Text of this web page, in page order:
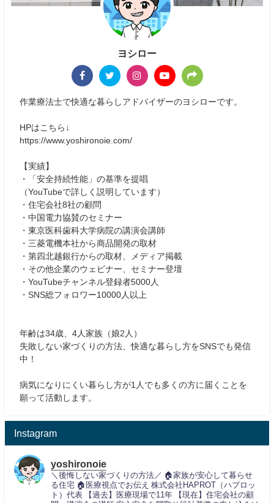
ヨシロー
作業療法士で快適な暮らしアドバイザーのヨシローです。
HPはこちら↓
https://www.yoshironoie.com/
【実績】
・「安全持続性能」の基準を提唱
（YouTubeで詳しく説明しています）
・住宅会社8社の顧問
・中国電力協賛のセミナー
・東京医科歯科大学病院の講演会講師
・三菱電機本社から商品開発の取材
・第四北越銀行からの取材、メディア掲載
・その他企業のウェビナー、セミナー登壇
・YouTubeチャンネル登録者5000人
・SNS総フォロワー10000人以上
年齢は34歳、4人家族（娘2人）
失敗しない家づくりの方法、快適な暮らし方をSNSでも発信
中！
病気になりにくい暮らし方が1人でも多くの方に届くことを
願って活動します。
Instagram
yoshironoie
＼後悔しない家づくりの方法／ 🏠家族が安心して暮らせ
る住宅 🏠医療視点でお伝え 株式会社HAPROT（ハプロッ
ト）代表 【過去】医療現場で11年 【現在】住宅会社の顧